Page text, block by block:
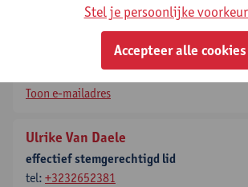
+3232652374
Toon e-mailadres
Ulrike Van Daele
effectief stemgerechtigd lid
tel: +3232652381
Stel je persoonlijke
Accepteer alle cookies